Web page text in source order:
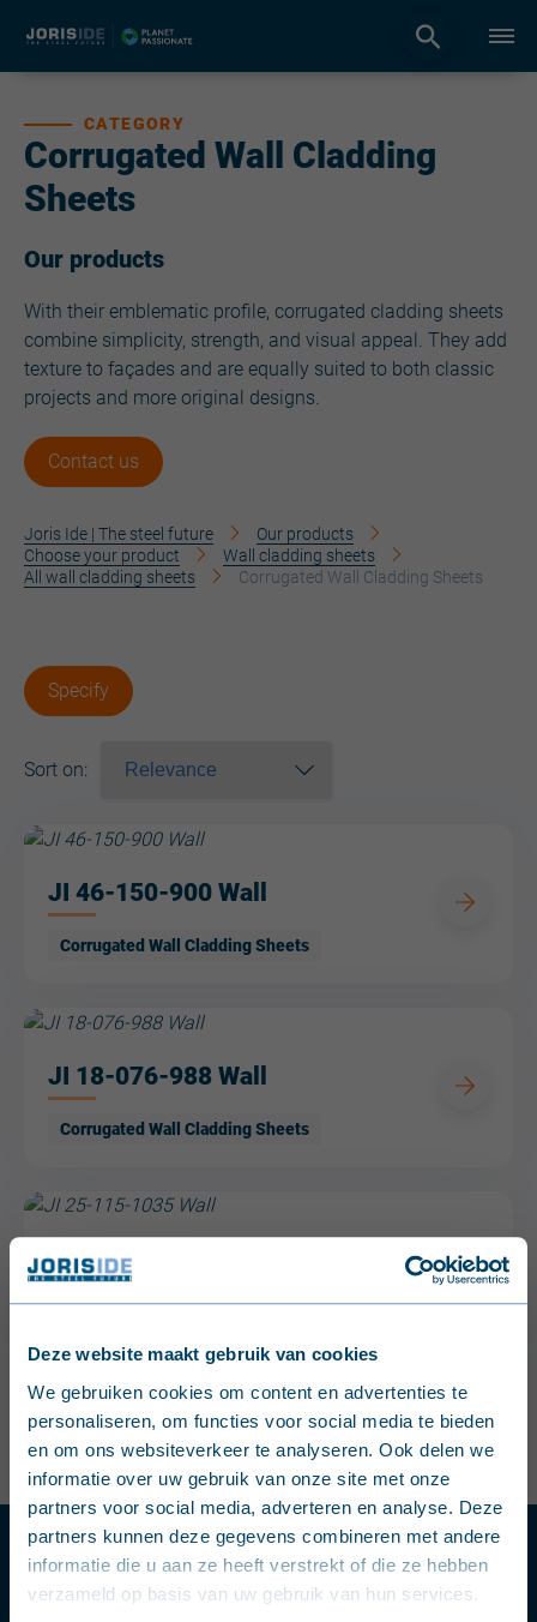
Deze website maakt gebruik van cookies
We gebruiken cookies om content en advertenties te
personaliseren, om functies voor social media te bieden
en om ons websiteverkeer te analyseren. Ook delen we
informatie over uw gebruik van onze site met onze
partners voor social media, adverteren en analyse. Deze
partners kunnen deze gegevens combineren met andere
informatie die u aan ze heeft verstrekt of die ze hebben
verzameld op basis van uw gebruik van hun services.
English (United Kingdom)
Nederlands (België)
Français (Belgique)
Nederlands (Nederland)
Deutsch (Deutschland)
Corrugated Wall Cladding
Sheets
CATEGORY
Our products
With their emblematic profile, corrugated cladding sheets
combine simplicity, strength, and visual appeal. They add
texture to façades and are equally suited to both classic
projects and more original designs.
Contact us
Joris Ide | The steel future
Our products
Choose your product
Wall cladding sheets
All wall cladding sheets
Corrugated Wall Cladding Sheets
Specify
Sort on:
JI 46-150-900 Wall
Corrugated Wall Cladding Sheets
JI 18-076-988 Wall
Corrugated Wall Cladding Sheets
JI 25-115-1035 Wall
Corrugated Wall Cladding Sheets
3 results
Page
1/ 1
Questions or problems?
Contact a sales representative or product